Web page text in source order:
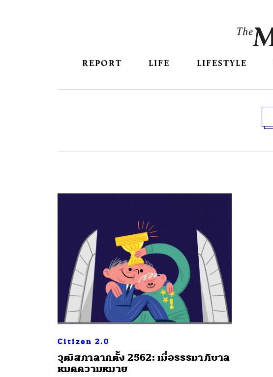
REPORT LIFE LIFESTYLE
Citizen 2.0
วุฒิสภาลากตั้ง 2562: เมื่อธรรมาภิบาล
หมดความหมาย